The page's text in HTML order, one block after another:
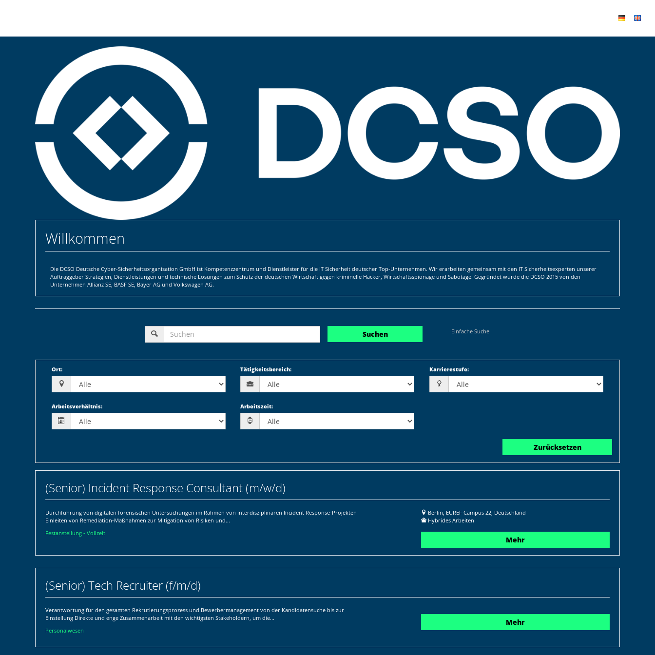
Willkommen
Die DCSO Deutsche Cyber-Sicherheitsorganisation GmbH ist Kompetenzzentrum und Dienstleister für die IT Sicherheit deutscher Top-Unternehmen. Wir erarbeiten gemeinsam mit den IT Sicherheitsexperten unserer
Auftraggeber Strategien, Dienstleistungen und technische Lösungen zum Schutz der deutschen Wirtschaft gegen kriminelle Hacker, Wirtschaftsspionage und Sabotage. Gegründet wurde die DCSO 2015 von den
Unternehmen Allianz SE, BASF SE, Bayer AG und Volkswagen AG.
Suchen Einfache Suche
Ort: Tätigkeitsbereich: Karrierestufe:
Arbeitsverhältnis: Arbeitszeit:
Zurücksetzen
(Senior) Incident Response Consultant (m/w/d)
Durchführung von digitalen forensischen Untersuchungen im Rahmen von interdisziplinären Incident Response-Projekten
Einleiten von Remediation-Maßnahmen zur Mitigation von Risiken und...
Festanstellung - Vollzeit
Berlin, EUREF Campus 22, Deutschland
Hybrides Arbeiten
Mehr
(Senior) Tech Recruiter (f/m/d)
Verantwortung für den gesamten Rekrutierungsprozess und Bewerbermanagement von der Kandidatensuche bis zur
Einstellung Direkte und enge Zusammenarbeit mit den wichtigsten Stakeholdern, um die...
Personalwesen
Mehr